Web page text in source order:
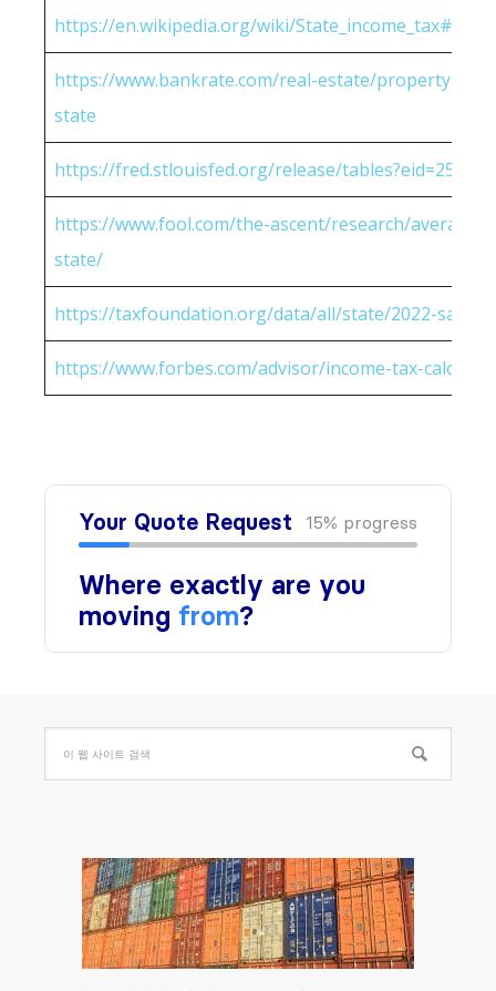
https://en.wikipedia.org/wiki/
https://www.bankrate.com/real-estate/property-
state
https://fred.stlouisfed.org/release/
https://www.fool.com/the-ascent/research/average-
state/
https://taxfoundation.org/data/all/state/2022-sales-
https://www.forbes.com/advisor/income-tax-